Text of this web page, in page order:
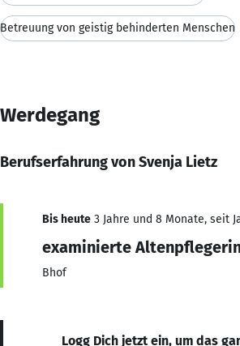
Betreuung von geistig behinderten Menschen
Werdegang
Berufserfahrung von Svenja Lietz
Bis heute 3 Jahre und 8 Monate, seit
examinierte
Bhof
Logg Dich jetzt ein, um das